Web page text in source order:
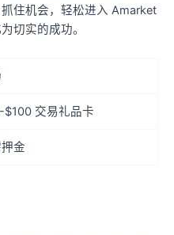
住机会，轻松进入 Amarket
切实的成功。
$100 交易礼品卡
金